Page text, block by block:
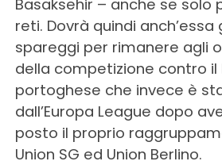
Basaksehir – anche se solo
reti. Dovrà quindi anch’essa
spareggi per rimanere agli
della competizione contro il
portoghese che invece è
dall’Europa League dopo
posto il proprio
Union SG ed Union Berlino.